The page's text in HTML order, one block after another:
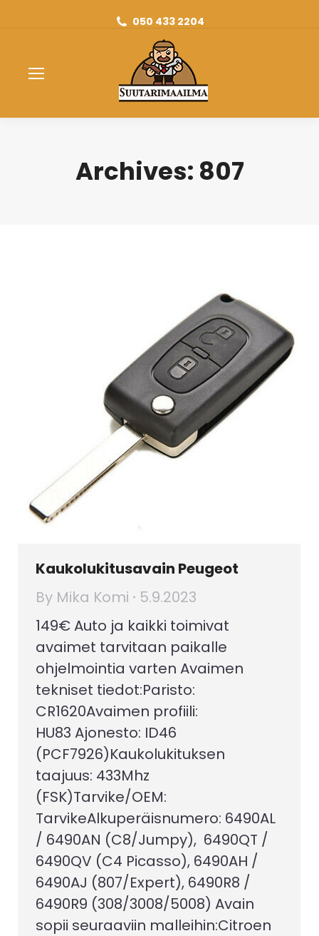
050 433 2204
Archives: 807
Kaukolukitusavain Peugeot
By Mika Komi
5.9.2023
149€ Auto ja kaikki toimivat
avaimet tarvitaan paikalle
ohjelmointia varten Avaimen
tekniset tiedot:Paristo:
CR1620Avaimen profiili:
HU83 Ajonesto: ID46
(PCF7926)Kaukolukituksen
taajuus: 433Mhz
(FSK)Tarvike/OEM:
TarvikeAlkuperäisnumero: 6490AL
/ 6490AN (C8/Jumpy), 6490QT /
6490QV (C4 Picasso), 6490AH /
6490AJ (807/Expert), 6490R8 /
6490R9 (308/3008/5008) Avain
sopii seuraaviin malleihin:Citroen